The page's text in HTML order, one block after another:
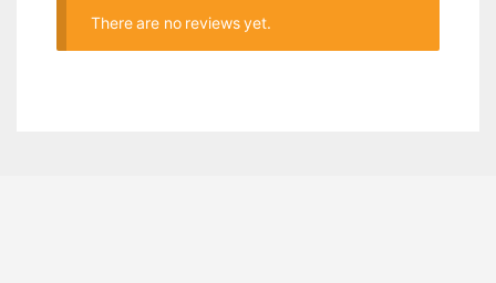
There are no reviews yet.